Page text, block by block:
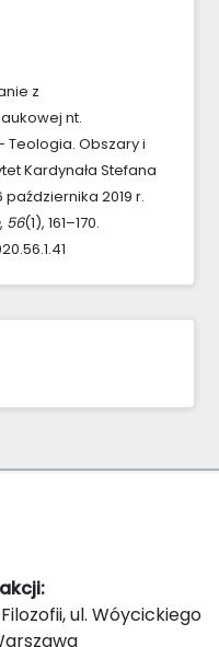
z
nt.
Teologia. Obszary i
Kardynała Stefana
października 2019 r.
, 56(1), 161–170.
ul. Wóycickiego